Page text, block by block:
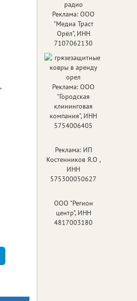
Реклама: ООО
"Медиа Траст
Орёл", ИНН
7107062130
Реклама: ООО
"Городская
клининговая
компания", ИНН
5754006405
Реклама: ИП
Костенников Я.О ,
ИНН
575300050627
ООО "Регион
центр", ИНН
4817003180